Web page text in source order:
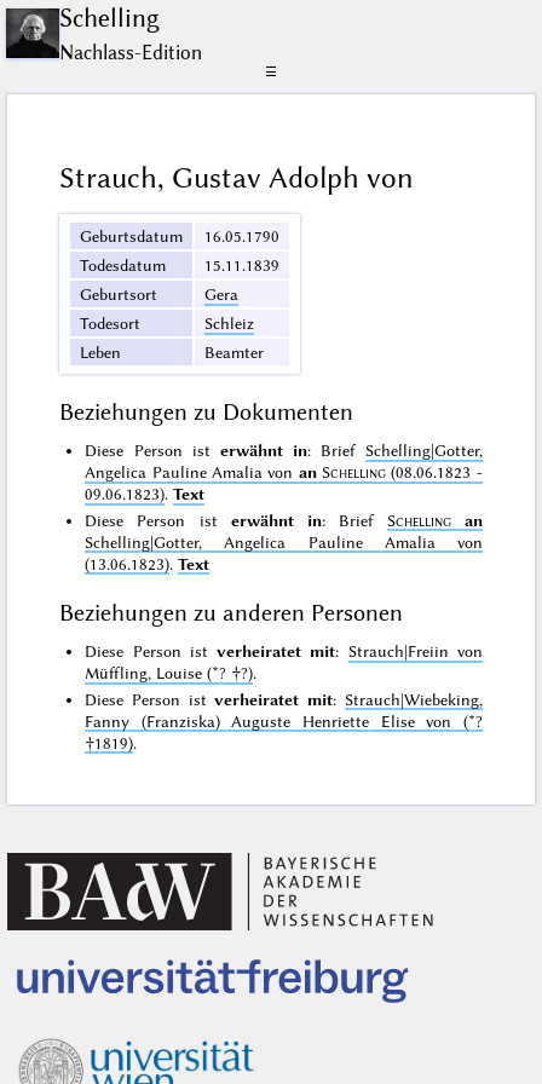
Schelling
Nachlass-Edition
☰
Strauch, Gustav Adolph von
Geburtsdatum
16.05.1790
Todesdatum
15.11.1839
Geburtsort
Gera
Todesort
Schleiz
Leben
Beamter
Beziehungen zu Dokumenten
Diese Person ist erwähnt in: Brief Schelling|Gotter,
Angelica Pauline Amalia von an Schelling (08.06.1823 -
09.06.1823).Text
Diese Person ist erwähnt in: Brief Schelling
an
Schelling|Gotter, Angelica Pauline Amalia von
(13.06.1823).Text
Beziehungen zu anderen Personen
Diese Person ist verheiratet mit: Strauch|Freiin von
Müffling, Louise (*? †?).
Diese Person istverheiratet mit: Strauch|Wiebeking,
Fanny (Franziska) Auguste Henriette Elise von (*?
†1819).